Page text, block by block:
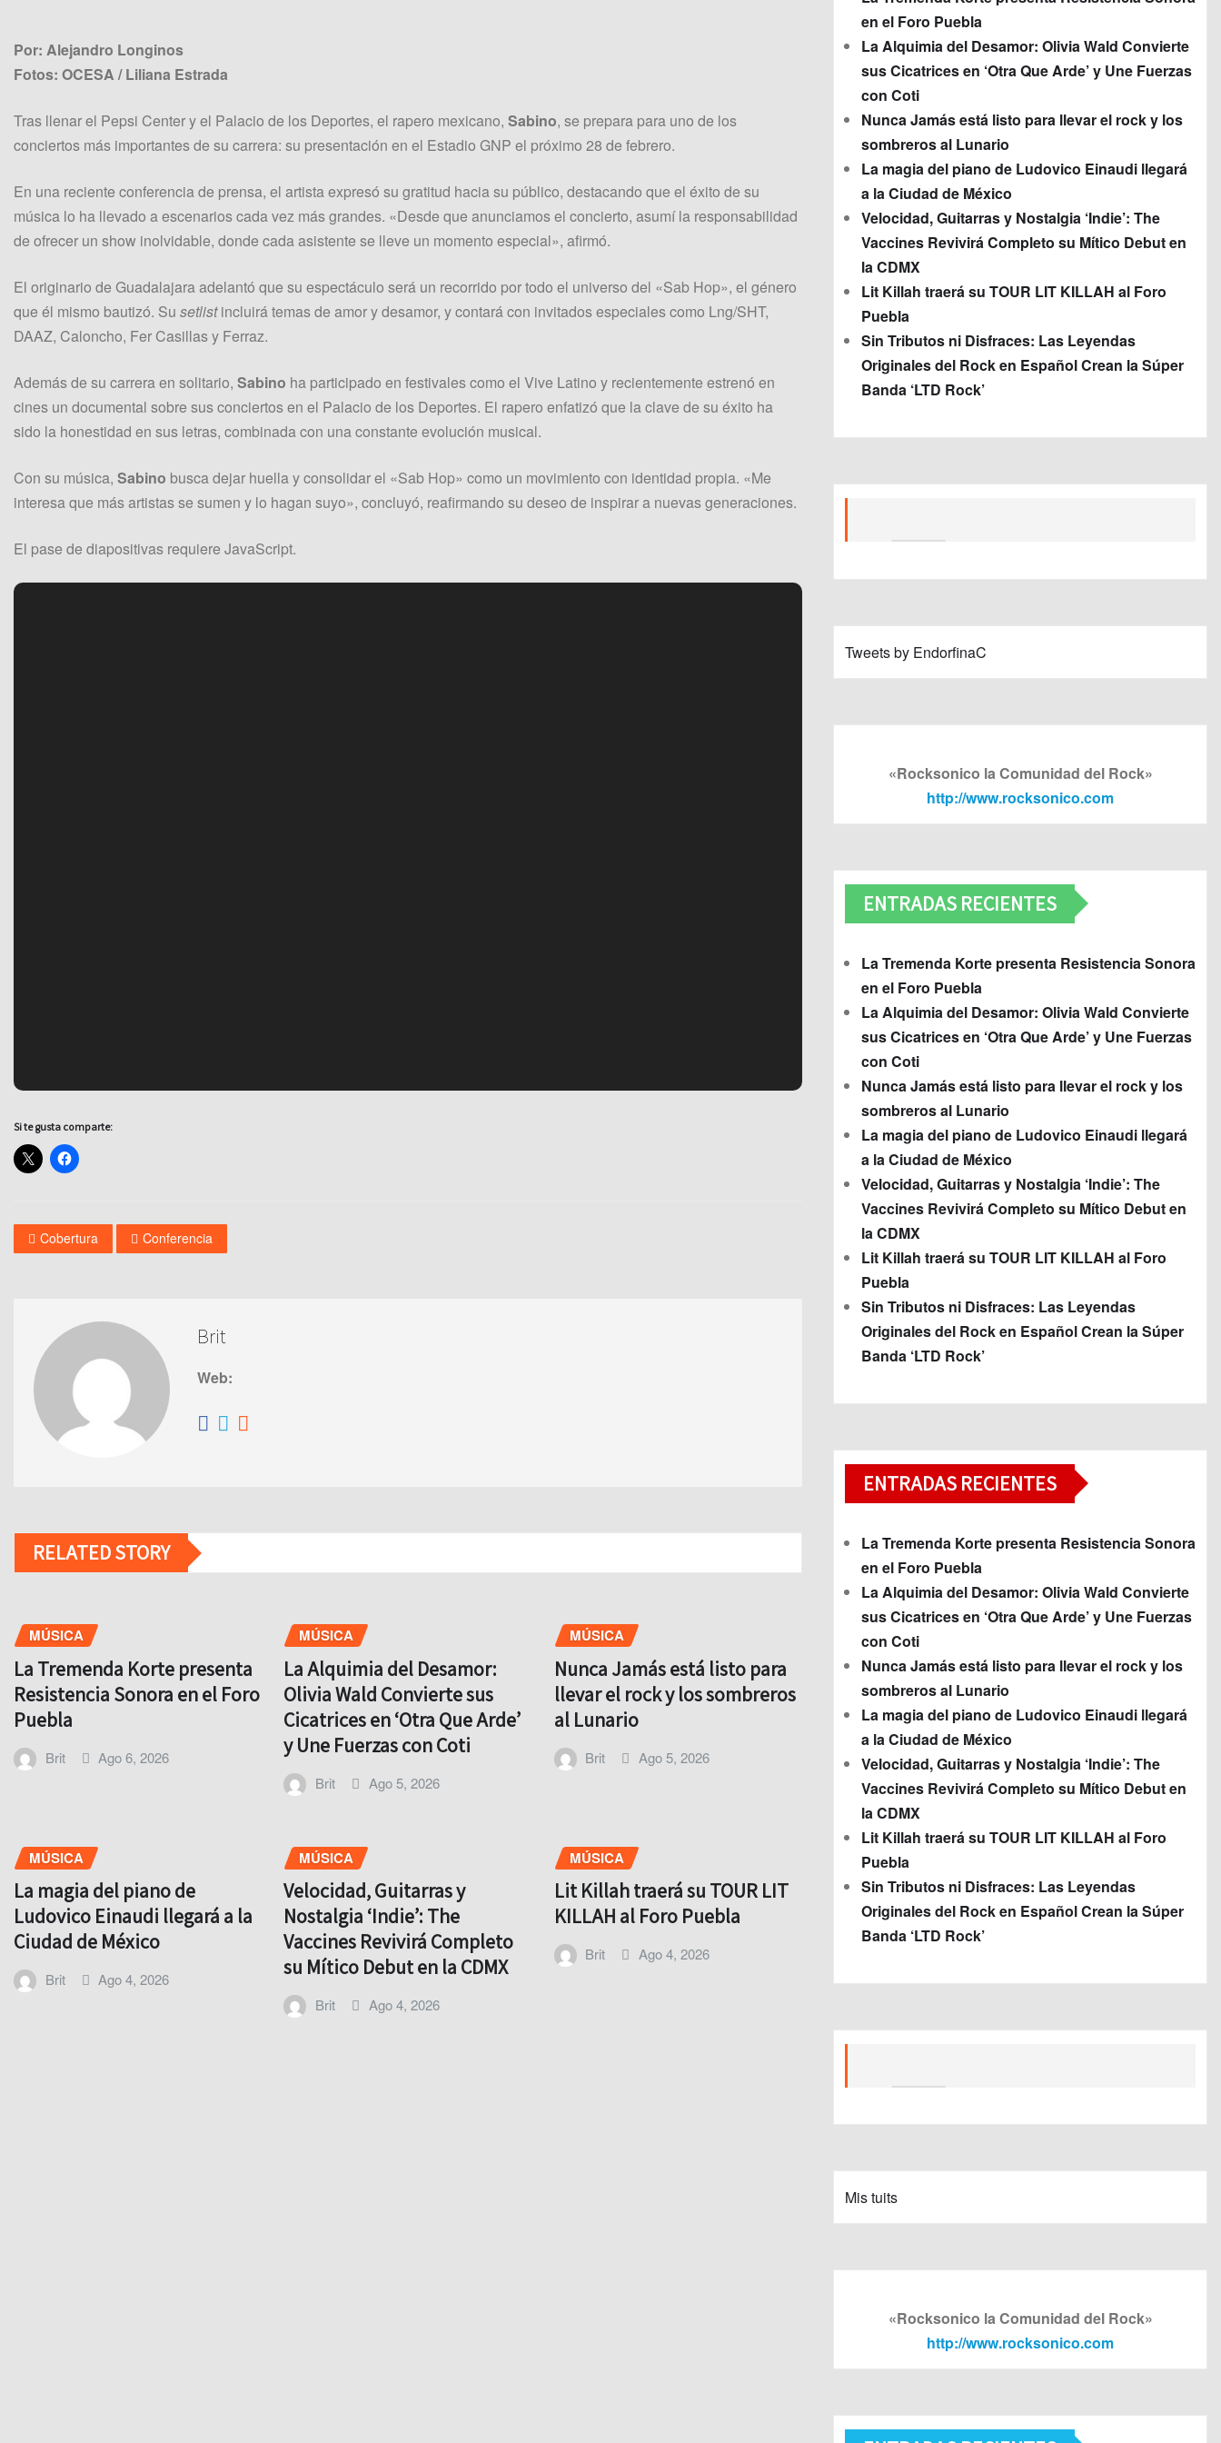
Por: Alejandro Longinos
Fotos: OCESA / Liliana Estrada
Tras llenar el Pepsi Center y el Palacio de los Deportes, el rapero mexicano, Sabino, se prepara para uno de los
conciertos más importantes de su carrera: su presentación en el Estadio GNP el próximo 28 de febrero.
En una reciente conferencia de prensa, el artista expresó su gratitud hacia su público, destacando que el éxito de su
música lo ha llevado a escenarios cada vez más grandes. «Desde que anunciamos el concierto, asumí la responsabilidad
de ofrecer un show inolvidable, donde cada asistente se lleve un momento especial», afirmó.
El originario de Guadalajara adelantó que su espectáculo será un recorrido por todo el universo del «Sab Hop», el género
que él mismo bautizó. Su setlistincluirá temas de amor y desamor, y contará con invitados especiales como Lng/SHT,
DAAZ, Caloncho, Fer Casillas y Ferraz.
Además de su carrera en solitario, Sabino ha participado en festivales como el Vive Latino y recientemente estrenó en
cines un documental sobre sus conciertos en el Palacio de los Deportes. El rapero enfatizó que la clave de su éxito ha
sido la honestidad en sus letras, combinada con una constante evolución musical.
Con su música, Sabino busca dejar huella y consolidar el «Sab Hop» como un movimiento con identidad propia. «Me
interesa que más artistas se sumen y lo hagan suyo», concluyó, reafirmando su deseo de inspirar a nuevas generaciones.
El pase de diapositivas requiere JavaScript.
Si te gusta comparte:
Cobertura Conferencia
Brit
Web:
RELATED STORY
MÚSICA
La Tremenda Korte presenta
Resistencia Sonora en el Foro
Puebla
Brit Ago 6, 2026
MÚSICA
La Alquimia del Desamor:
Olivia Wald Convierte sus
Cicatrices en ‘Otra Que Arde’
y Une Fuerzas con Coti
Brit Ago 5, 2026
MÚSICA
Nunca Jamás está listo para
llevar el rock y los sombreros
al Lunario
Brit Ago 5, 2026
MÚSICA
La magia del piano de
Ludovico Einaudi llegará a la
Ciudad de México
Brit Ago 4, 2026
MÚSICA
Velocidad, Guitarras y
Nostalgia ‘Indie’: The
Vaccines Revivirá Completo
su Mítico Debut en la CDMX
Brit Ago 4, 2026
MÚSICA
Lit Killah traerá su TOUR LIT
KILLAH al Foro Puebla
Brit Ago 4, 2026
en el Foro Puebla
La Alquimia del Desamor: Olivia Wald Convierte
sus Cicatrices en ‘Otra Que Arde’ y Une Fuerzas
con Coti
Nunca Jamás está listo para llevar el rock y los
sombreros al Lunario
La magia del piano de Ludovico Einaudi llegará
a la Ciudad de México
Velocidad, Guitarras y Nostalgia ‘Indie’: The
Vaccines Revivirá Completo su Mítico Debut en
la CDMX
Lit Killah traerá su TOUR LIT KILLAH al Foro
Puebla
Sin Tributos ni Disfraces: Las Leyendas
Originales del Rock en Español Crean la Súper
Banda ‘LTD Rock’
Tweets by EndorfinaC
«Rocksonico la Comunidad del Rock»
http://www.rocksonico.com
ENTRADAS RECIENTES
La Tremenda Korte presenta Resistencia Sonora
en el Foro Puebla
La Alquimia del Desamor: Olivia Wald Convierte
sus Cicatrices en ‘Otra Que Arde’ y Une Fuerzas
con Coti
Nunca Jamás está listo para llevar el rock y los
sombreros al Lunario
La magia del piano de Ludovico Einaudi llegará
a la Ciudad de México
Velocidad, Guitarras y Nostalgia ‘Indie’: The
Vaccines Revivirá Completo su Mítico Debut en
la CDMX
Lit Killah traerá su TOUR LIT KILLAH al Foro
Puebla
Sin Tributos ni Disfraces: Las Leyendas
Originales del Rock en Español Crean la Súper
Banda ‘LTD Rock’
ENTRADAS RECIENTES
La Tremenda Korte presenta Resistencia Sonora
en el Foro Puebla
La Alquimia del Desamor: Olivia Wald Convierte
sus Cicatrices en ‘Otra Que Arde’ y Une Fuerzas
con Coti
Nunca Jamás está listo para llevar el rock y los
sombreros al Lunario
La magia del piano de Ludovico Einaudi llegará
a la Ciudad de México
Velocidad, Guitarras y Nostalgia ‘Indie’: The
Vaccines Revivirá Completo su Mítico Debut en
la CDMX
Lit Killah traerá su TOUR LIT KILLAH al Foro
Puebla
Sin Tributos ni Disfraces: Las Leyendas
Originales del Rock en Español Crean la Súper
Banda ‘LTD Rock’
Mis tuits
«Rocksonico la Comunidad del Rock»
http://www.rocksonico.com